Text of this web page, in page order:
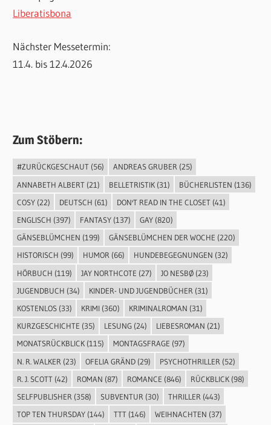
Liberatisbona
Nächster Messetermin:
11.4. bis 12.4.2026
Zum Stöbern:
#ZURÜCKGESCHAUT(56) ANDREAS GRUBER(25)
ANNABETH ALBERT(21) BELLETRISTIK(31) BÜCHERLISTEN (136)
COSY(22) DEUTSCH (61) DON'T READ IN THE CLOSET(41)
ENGLISCH (397) FANTASY(137) GAY(820)
GÄNSEBLÜMCHEN (199) GÄNSEBLÜMCHEN DER WOCHE (220)
HISTORISCH (99) HUMOR(66) HUNDEBEGEGNUNGEN (32)
HÖRBUCH (119) JAY NORTHCOTE (27) JO NESBØ(23)
JUGENDBUCH (34) KINDER- UND JUGENDBÜCHER (31)
KOSTENLOS(33) KRIMI(360) KRIMINALROMAN (31)
KURZGESCHICHTE (35) LESUNG(24) LIEBESROMAN (21)
MONATSRÜCKBLICK(115) MONTAGSFRAGE (97)
N. R. WALKER (23) OFELIA GRÄND(29) PSYCHOTHRILLER (52)
R. J. SCOTT(42) ROMAN (87) ROMANCE (846) RÜCKBLICK(98)
SELFPUBLISHER (358) SUBVENTUR (30) THRILLER (443)
TOP TEN THURSDAY(144) TTT(146) WEIHNACHTEN (37)